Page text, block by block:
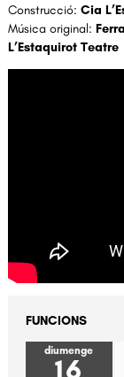
Construcció: Cia
Música original:
L’Estaquirot Teatre
FUNCIONS
diumenge
16